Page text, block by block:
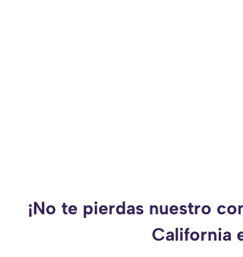
¡No te pierdas nuestro
California